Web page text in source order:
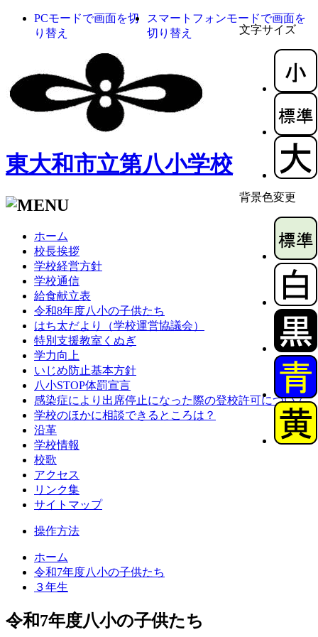
文字サイズ
背景色変更
PCモードで画面を切
り替え
スマートフォンモードで画面を
切り替え
東大和市立第八小学校
ホーム
校長挨拶
学校経営方針
学校通信
給食献立表
令和8年度八小の子供たち
はち太だより（学校運営協議会）
特別支援教室くぬぎ
学力向上
いじめ防止基本方針
八小STOP体罰宣言
感染症により出席停止になった際の登校許可について
学校のほかに相談できるところは？
沿革
学校情報
校歌
アクセス
リンク集
サイトマップ
操作方法
ホーム
令和7年度八小の子供たち
３年生
令和7年度八小の子供たち